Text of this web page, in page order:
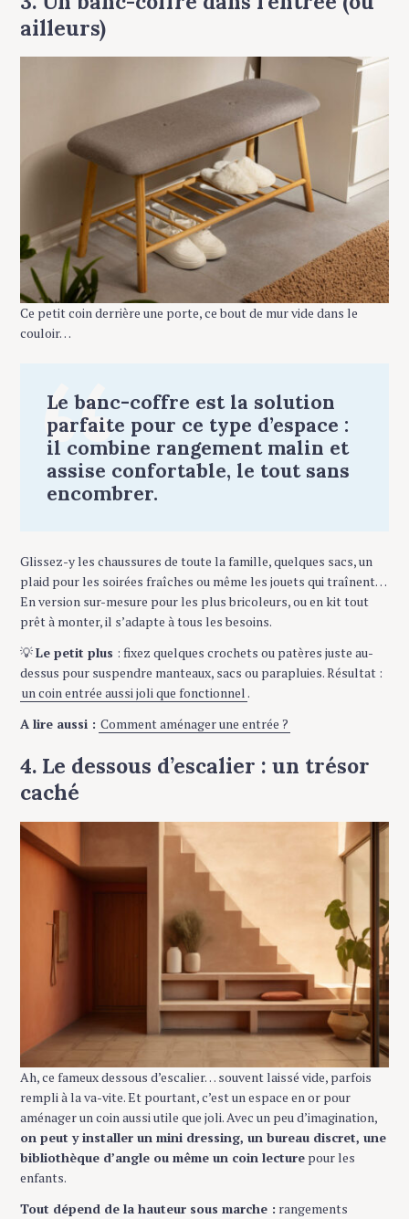
ailleurs)
Ce petit coin derrière une porte, ce bout de mur vide dans le
couloir…
Le banc-coffre est la solution
parfaite pour ce type d’espace :
il combine rangement malin et
assise confortable, le tout sans
encombrer.
Glissez-y les chaussures de toute la famille, quelques sacs, un
plaid pour les soirées fraîches ou même les jouets qui traînent…
En version sur-mesure pour les plus bricoleurs, ou en kit tout
prêt à monter, il s’adapte à tous les besoins.
💡Le petit plus : fixez quelques crochets ou patères juste au-
dessus pour suspendre manteaux, sacs ou parapluies. Résultat :
un coin entrée aussi joli que fonctionnel.
A lire aussi : Comment aménager une entrée ?
4. Le dessous d’escalier : un trésor
caché
Ah, ce fameux dessous d’escalier… souvent laissé vide, parfois
rempli à la va-vite. Et pourtant, c’est un espace en or pour
aménager un coin aussi utile que joli. Avec un peu d’imagination,
on peut y installer un mini dressing, un bureau discret, une
bibliothèque d’angle ou même un coin lecture pour les
enfants.
Tout dépend de la hauteur sous marche : rangements